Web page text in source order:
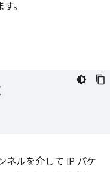
。
ネルを介して IP パケ